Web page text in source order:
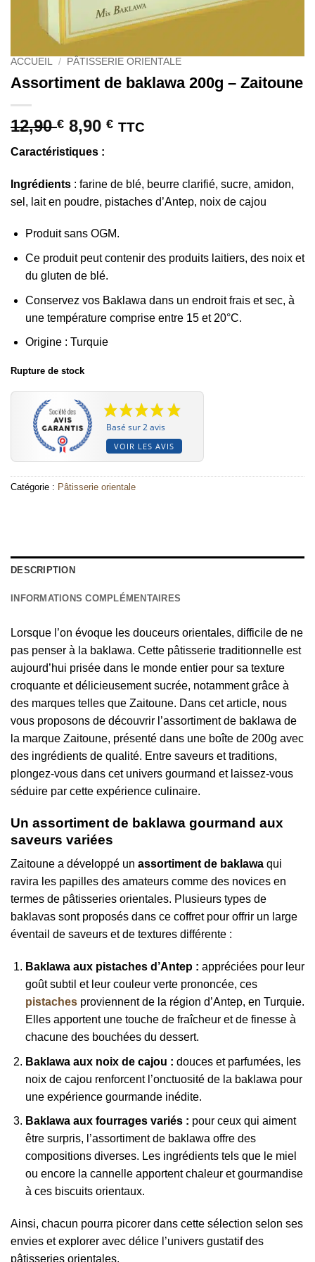
ACCUEIL / PÂTISSERIE ORIENTALE
Assortiment de baklawa 200g – Zaitoune
12,90€ Le
initial
était :
12,90 €.
8,90 €Le
est :
8,90 €.
TTC
Caractéristiques :
Ingrédients : farine de blé, beurre clarifié, sucre, amidon,
sel, lait en poudre, pistaches d’Antep, noix de cajou
Produit sans OGM.
Ce produit peut contenir des produits laitiers, des noix et
du gluten de blé.
Conservez vos Baklawa dans un endroit frais et sec, à
une température comprise entre 15 et 20°C.
Origine : Turquie
Rupture de stock
Basé sur 2 avis
VOIR LES AVIS
Catégorie : Pâtisserie orientale
DESCRIPTION
INFORMATIONS COMPLÉMENTAIRES
Lorsque l’on évoque les douceurs orientales, difficile de ne
pas penser à la baklawa. Cette pâtisserie traditionnelle est
aujourd’hui prisée dans le monde entier pour sa texture
croquante et délicieusement sucrée, notamment grâce à
des marques telles que Zaitoune. Dans cet article, nous
vous proposons de découvrir l’assortiment de baklawa de
la marque Zaitoune, présenté dans une boîte de 200g avec
des ingrédients de qualité. Entre saveurs et traditions,
plongez-vous dans cet univers gourmand et laissez-vous
séduire par cette expérience culinaire.
Un assortiment de baklawa gourmand aux
saveurs variées
Zaitoune a développé un assortiment de baklawa qui
ravira les papilles des amateurs comme des novices en
termes de pâtisseries orientales. Plusieurs types de
baklavas sont proposés dans ce coffret pour offrir un large
éventail de saveurs et de textures différente :
Baklawa aux pistaches d’Antep : appréciées pour leur
goût subtil et leur couleur verte prononcée, ces
pistachesproviennent de la région d’Antep, en Turquie.
Elles apportent une touche de fraîcheur et de finesse à
chacune des bouchées du dessert.
Baklawa aux noix de cajou : douces et parfumées, les
noix de cajou renforcent l’onctuosité de la baklawa pour
une expérience gourmande inédite.
Baklawa aux fourrages variés : pour ceux qui aiment
être surpris, l’assortiment de baklawa offre des
compositions diverses. Les ingrédients tels que le miel
ou encore la cannelle apportent chaleur et gourmandise
à ces biscuits orientaux.
Ainsi, chacun pourra picorer dans cette sélection selon ses
envies et explorer avec délice l’univers gustatif des
pâtisseries orientales.